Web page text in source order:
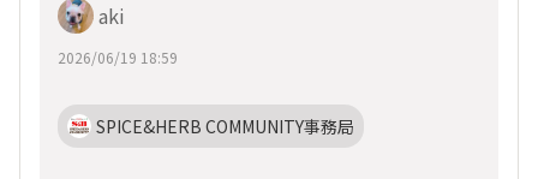
aki
2026/06/19 18:59
SPICE&HERB COMMUNITY事務局